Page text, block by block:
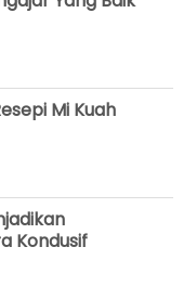
Mi Kuah
Kondusif